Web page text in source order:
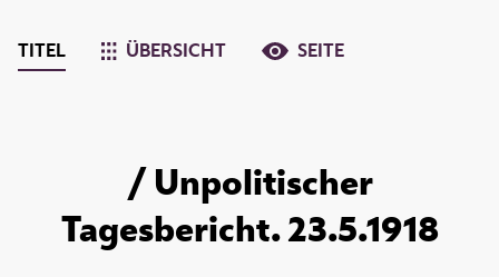
TITEL ÜBERSICHT SEITE
/ Unpolitischer
Tagesbericht. 23.5.1918